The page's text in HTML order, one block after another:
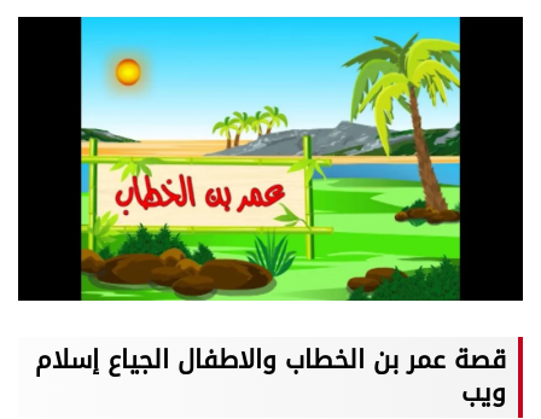
قصة عمر بن الخطاب والاطفال الجياع إسلام
ويب